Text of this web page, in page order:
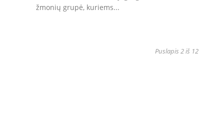
žmonių grupė, kuriems...
Puslapis 2 iš 12